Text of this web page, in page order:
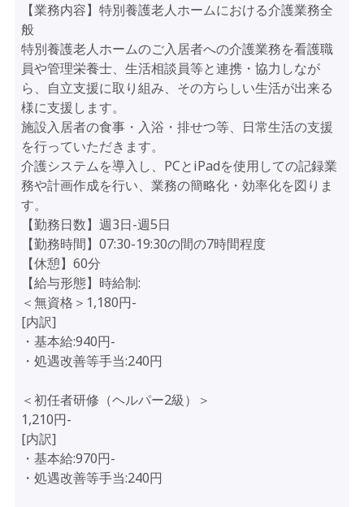
【業務内容】特別養護老人ホームにおける介護業務全
般
特別養護老人ホームのご入居者への介護業務を看護職
員や管理栄養士、生活相談員等と連携・協力しなが
ら、自立支援に取り組み、その方らしい生活が出来る
様に支援します。
施設入居者の食事・入浴・排せつ等、日常生活の支援
を行っていただきます。
介護システムを導入し、PCとiPadを使用しての記録業
務や計画作成を行い、業務の簡略化・効率化を図りま
す。
【勤務日数】週3日-週5日
【勤務時間】07:30-19:30の間の7時間程度
【休憩】60分
【給与形態】時給制:
＜無資格＞1,180円-
[内訳]
・基本給:940円-
・処遇改善等手当:240円
＜初任者研修（ヘルパー2級）＞
1,210円-
[内訳]
・基本給:970円-
・処遇改善等手当:240円